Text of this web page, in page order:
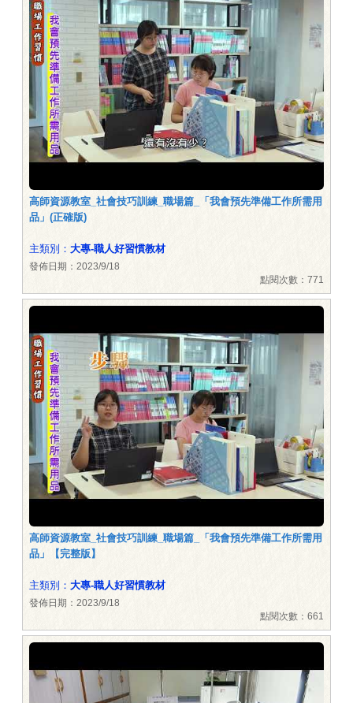
高師資源教室_社會技巧訓練_職場篇_「我會預先準備工作所需用
品」(正確版)
主類別： 大專-職人好習慣教材
發佈日期：2023/9/18
點閱次數：771
高師資源教室_社會技巧訓練_職場篇_「我會預先準備工作所需用
品」【完整版】
主類別： 大專-職人好習慣教材
發佈日期：2023/9/18
點閱次數：661